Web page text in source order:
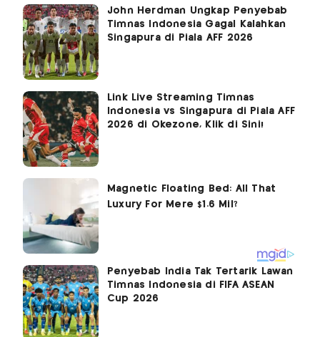
John Herdman Ungkap Penyebab
Timnas Indonesia Gagal Kalahkan
Singapura di Piala AFF 2026
Link Live Streaming Timnas
Indonesia vs Singapura di Piala AFF
2026 di Okezone, Klik di Sini!
Penyebab India Tak Tertarik Lawan
Timnas Indonesia di FIFA ASEAN
Cup 2026